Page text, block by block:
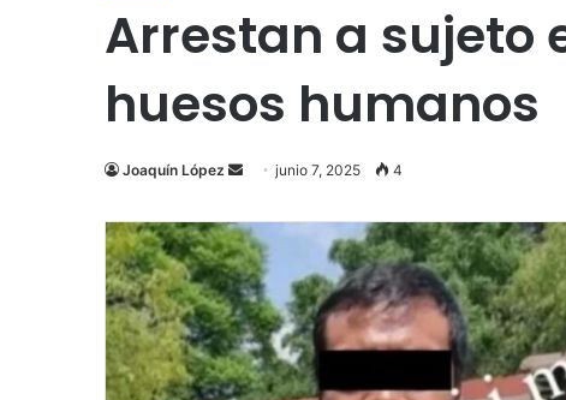
Arrestan a sujeto
huesos humanos
Joaquín López
Send
email
junio 7, 2025 4